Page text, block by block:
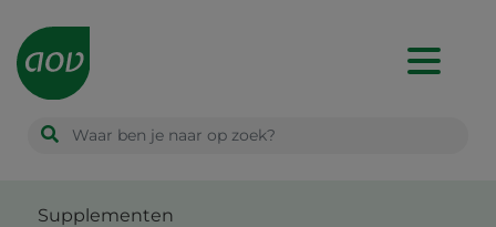
Main
navigation
Supplementen